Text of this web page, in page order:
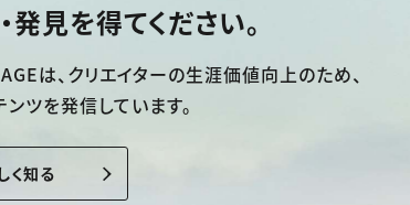
発見を得てください。
は、 クリエイターの生涯価値向上のため、
ツを発信しています。
く知る